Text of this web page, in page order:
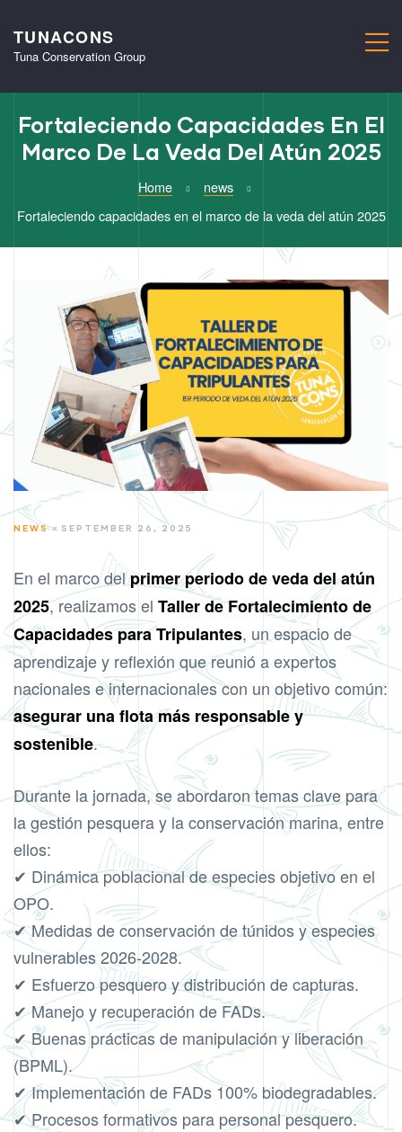
TUNACONS
Tuna Conservation Group
Fortaleciendo Capacidades En El
Marco De La Veda Del Atún 2025
Home
news
Fortaleciendo capacidades en el marco de la veda del atún 2025
CATEGORIES
NEWS SEPTEMBER 26, 2025
En el marco delprimer periodo de veda del atún
2025, realizamos el Taller de Fortalecimiento de
Capacidades para Tripulantes, un espacio de
aprendizaje y reflexión que reunió a expertos
nacionales e internacionales con un objetivo común:
asegurar una flota más responsable y
sostenible.
Durante la jornada, se abordaron temas clave para
la gestión pesquera y la conservación marina, entre
ellos:
✔ Dinámica poblacional de especies objetivo en el
OPO.
✔ Medidas de conservación de túnidos y especies
vulnerables 2026-2028.
✔ Esfuerzo pesquero y distribución de capturas.
✔ Manejo y recuperación de FADs.
✔ Buenas prácticas de manipulación y liberación
(BPML).
✔ Implementación de FADs 100% biodegradables.
✔ Procesos formativos para personal pesquero.